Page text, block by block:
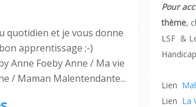
quotidien et je vous donne
apprentissage ;-)
Anne Foeby Anne / Ma vie
/ Maman Malentendante...
Pour
thème,
LSF &
Lien
Lien La